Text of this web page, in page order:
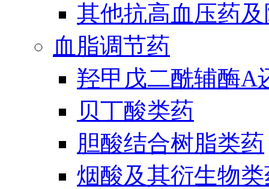
其他抗高血压药
血脂调节药
羟甲戊二酰辅酶A
贝丁酸类药
胆酸结合树脂类药
烟酸及其衍生物